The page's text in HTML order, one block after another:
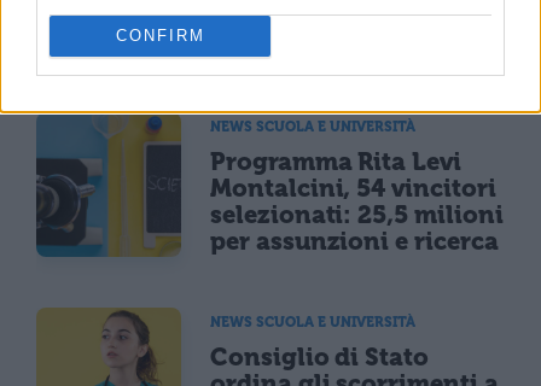
CONFIRM
25% per il taglio ai
NEWS SCUOLA E UNIVERSITÀ
Programma Rita Levi
Montalcini, 54 vincitori
selezionati: 25,5 milioni
per assunzioni e ricerca
NEWS SCUOLA E UNIVERSITÀ
Consiglio di Stato